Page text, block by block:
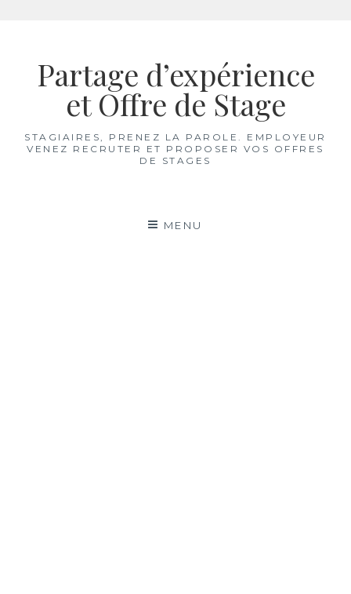
contenuPartage d’expérience
et Offre de Stage
STAGIAIRES, PRENEZ LA PAROLE. EMPLOYEUR
VENEZ RECRUTER ET PROPOSER VOS OFFRES
DE STAGES
MENU